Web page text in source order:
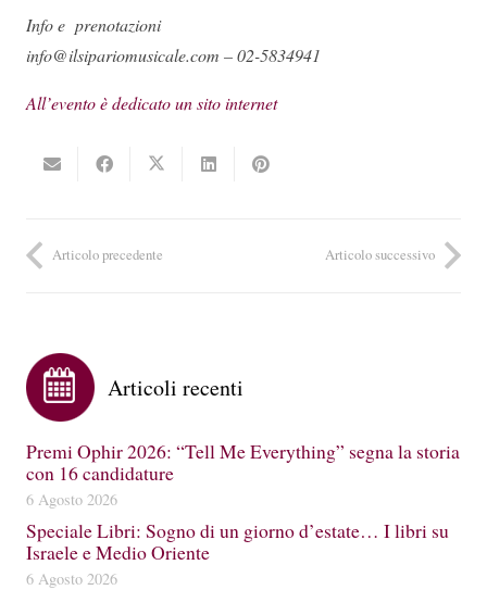
Info e prenotazioni
info@ilsipariomusicale.com – 02-5834941
All’evento è dedicato un sito internet
Articolo precedente Articolo successivo
Articoli recenti
Premi Ophir 2026: “Tell Me Everything” segna la storia
con 16 candidature
6 Agosto 2026
Speciale Libri: Sogno di un giorno d’estate… I libri su
Israele e Medio Oriente
6 Agosto 2026